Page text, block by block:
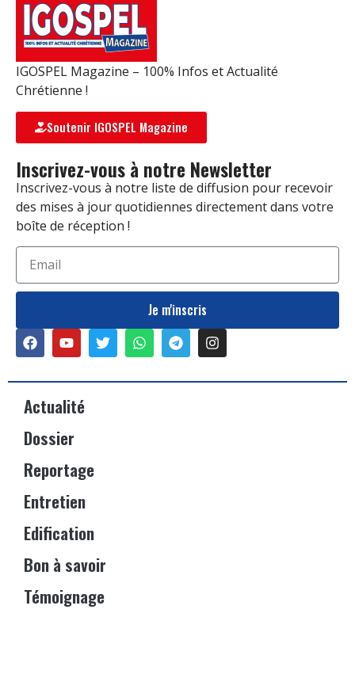
IGOSPEL Magazine – 100% Infos et Actualité
Chrétienne !
Soutenir IGOSPEL Magazine
Inscrivez-vous à notre Newsletter
Inscrivez-vous à notre liste de diffusion pour recevoir
des mises à jour quotidiennes directement dans votre
boîte de réception !
Je m'inscris
Actualité
Dossier
Reportage
Entretien
Edification
Bon à savoir
Témoignage